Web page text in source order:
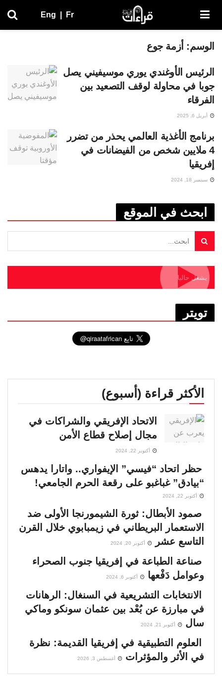
Eng Fr
الوسم: أزمة جوع
الرئيس الأوغندي يوري موسيفيني يصل
جوبا في محاولة لوقف التصعيد بين
الفرقاء
أبريل 6, 2025
برنامج الأغذية العالمي يحذر من تضرر
4 ملايين شخص من الفيضانات في
إفريقيا
سبتمبر 18, 2024
ابحث في الموقع
يشغل حاليا
تويتر
الأكثر قراءة (أسبوع)
الاتحاد الإفريقي والشراكات في
مجال إصلاح قطاع الأمن
أكتوبر 22, 2024
حظر اتحاد “فيسي” الإيفواري.. واتارا يدهس
“بيادق” غباغبو على رقعة الحرم الجامعي!
أكتوبر 22, 2024
صمود الأبطال: ثورة الشيمورنجا الأولى ضد
الاستعمار البريطاني في زيمبابوي خلال القرن
التاسع عشر
أكتوبر 20, 2024
صناعة الطباعة في إفريقيا جنوب الصحراء
وعوامل دَفْعها
أكتوبر 6, 2024
الانتخابات التشريعية في السنغال: الرهانات
في مبارزة عن بُعْد بين عثمان سونكو وماكي
سال
أكتوبر 21, 2024
العلوم التطبيقية في إفريقيا القديمة: نظرة
في الأثر والمؤثرات
أغسطس 3, 2026